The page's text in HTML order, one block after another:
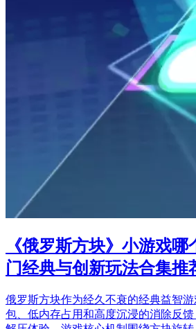
《俄罗斯方块》小游戏哪
门经典与创新玩法合集推
俄罗斯方块作为经久不衰的经典益智
包、低内存占用和高度沉浸的消除反